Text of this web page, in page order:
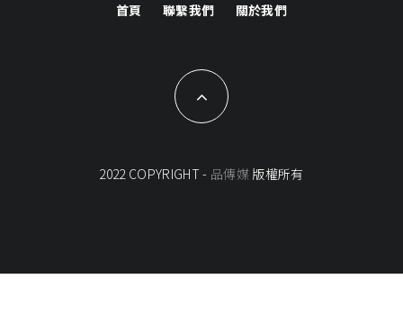
首頁 聯繫我們 關於我們
2022 COPYRIGHT - 品傳媒 版權所有